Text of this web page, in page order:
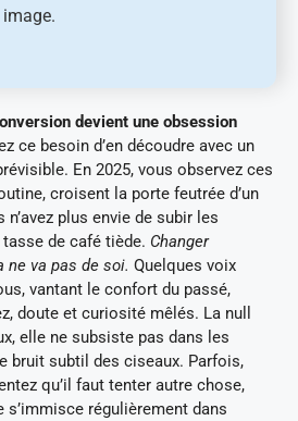
devient une obsession
ce besoin d’en découdre avec un
En 2025, vous observez ces
croisent la porte feutrée d’un
plus envie de subir les
de café tiède. Changer
ne va pas de soi. Quelques voix
vantant le confort du passé,
doute et curiosité mêlés. La null
elle ne subsiste pas dans les
bruit subtil des ciseaux. Parfois,
qu’il faut tenter autre chose,
s’immisce régulièrement dans